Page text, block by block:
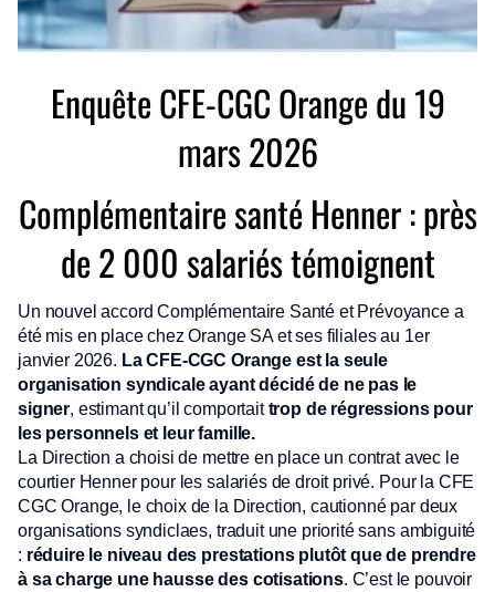
Enquête CFE-CGC Orange du 19
mars 2026
Complémentaire santé Henner : près
de 2 000 salariés témoignent
Un nouvel accord Complémentaire Santé et Prévoyance a
été mis en place chez Orange SA et ses filiales au 1er
janvier 2026. La CFE-CGC Orange est la seule
organisation syndicale ayant décidé de ne pas le
signer, estimant qu’il comportaittrop de régressions pour
les personnels et leur famille.
La Direction a choisi de mettre en place un contrat avec le
courtier Henner pour les salariés de droit privé. Pour la CFE
CGC Orange, le choix de la Direction, cautionné par deux
organisations syndiclaes, traduit une priorité sans ambiguité
: réduire le niveau des prestations plutôt que de prendre
à sa charge une hausse des cotisations. C’est le pouvoir